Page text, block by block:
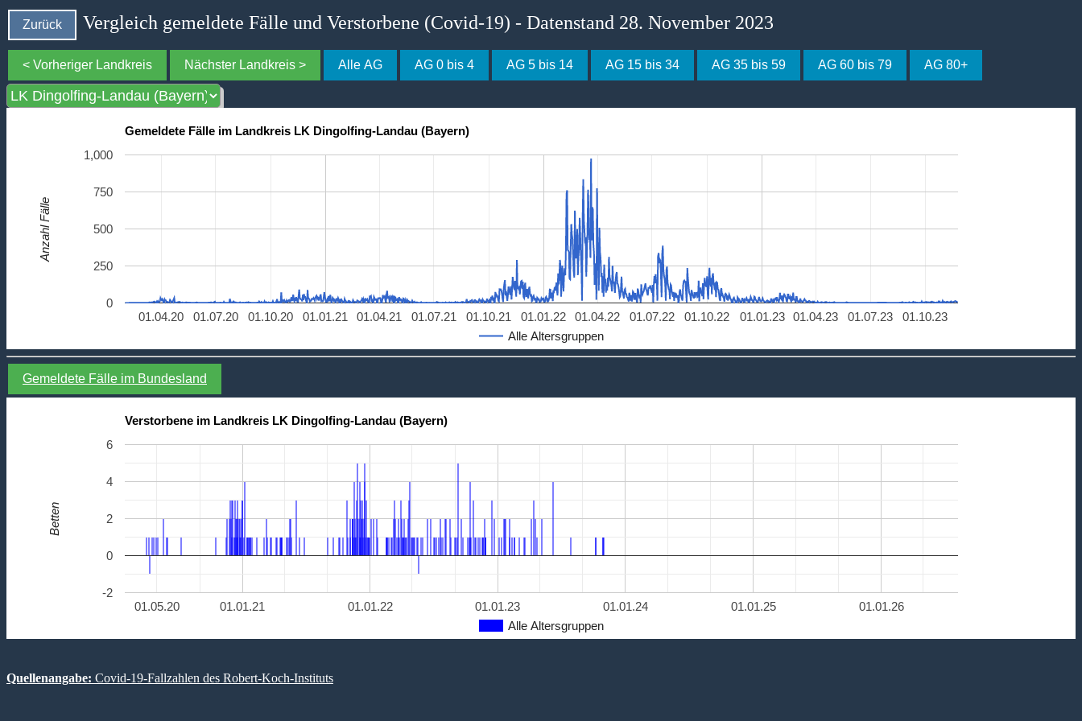
Zurück Vergleich gemeldete Fälle und Verstorbene (Covid-19) - Datenstand 28. November 2023
< Vorheriger Landkreis Nächster Landkreis > Alle AG AG 0 bis 4 AG 5 bis 14 AG 15 bis 34 AG 35 bis 59 AG 60 bis 79 AG 80+
Gemeldete Fälle im Landkreis LK Dingolfing-Landau (Bayern)
Alle Altersgruppen
01.01.21 01.01.22 01.01.23
01.04.20 01.07.20 01.10.20 01.04.21 01.07.21 01.10.21 01.04.22 01.07.22 01.10.22 01.04.23 01.07.23 01.10.23
0
250
500
750
1,000
Anzahl Fälle
Gemeldete Fälle im Bundesland
Verstorbene im Landkreis LK Dingolfing-Landau (Bayern)
Alle Altersgruppen
01.01.21 01.01.22 01.01.23 01.01.24 01.01.25 01.01.26
01.05.20
-2
0
2
4
6
Betten
Quellenangabe: Covid-19-Fallzahlen des Robert-Koch-Instituts